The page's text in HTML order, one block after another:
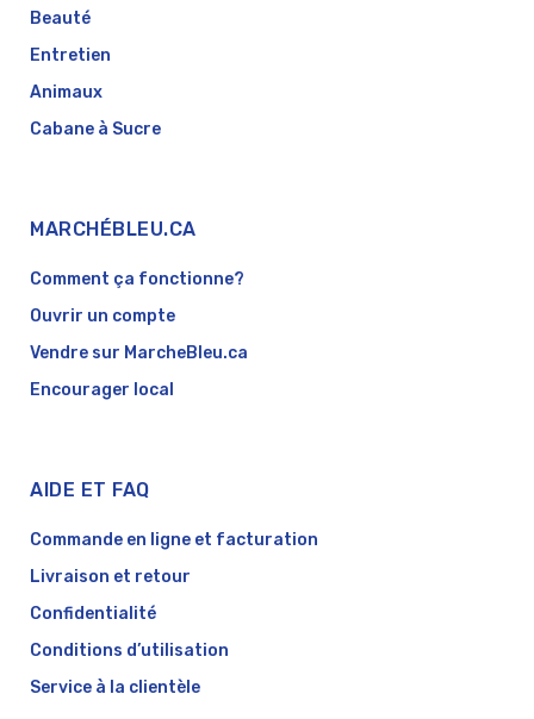
Beauté
Entretien
Animaux
Cabane à Sucre
MARCHÉBLEU.CA
Comment ça fonctionne?
Ouvrir un compte
Vendre sur MarcheBleu.ca
Encourager local
AIDE ET FAQ
Commande en ligne et facturation
Livraison et retour
Confidentialité
Conditions d’utilisation
Service à la clientèle